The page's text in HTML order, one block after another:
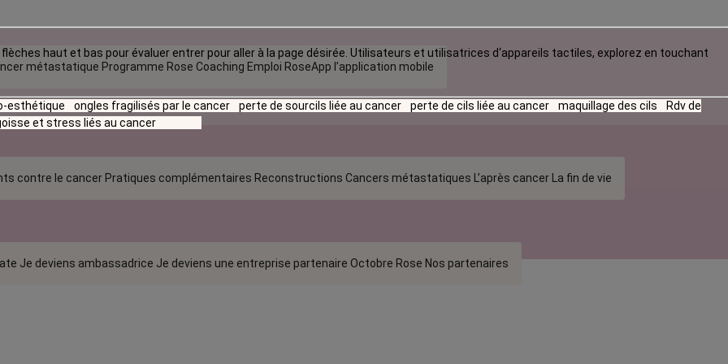
métastatique Programme Rose Coaching Emploi RoseApp l’application mobile
contre le cancer Pratiques complémentaires Reconstructions Cancers métastatiques L’après cancer La fin de vie
Je deviens ambassadrice Je deviens une entreprise partenaire Octobre Rose Nos partenaires
haut et bas pour évaluer entrer pour aller à la page désirée. Utilisateurs et utilisatrices d‘appareils tactiles, explorez en touchant
esthétique ongles fragilisés par le cancer perte de sourcils liée au cancer perte de cils liée au cancer maquillage des cils
Rdv de
et stress liés au cancer